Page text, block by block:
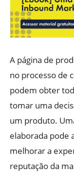
A página de
no processo de
podem obter
tomar uma
um produto.
elaborada pode
melhorar a
reputação da